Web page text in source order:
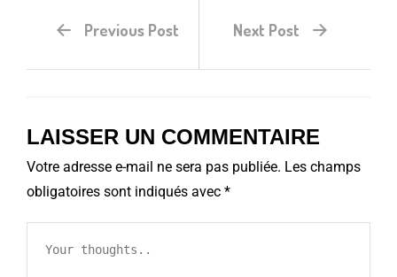
Previous Post Next Post
LAISSER UN COMMENTAIRE
Votre adresse e-mail ne sera pas publiée. Les champs
obligatoires sont indiqués avec *